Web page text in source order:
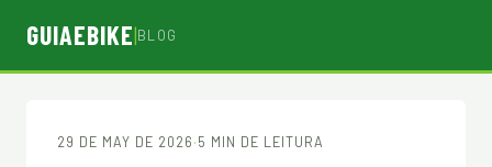
GUIAEBIKE|BLOG
29 DE MAY DE 2026 · 5 MIN DE LEITURA